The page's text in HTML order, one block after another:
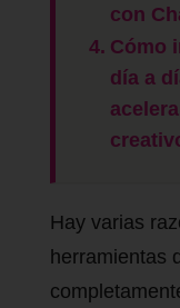
con
Cómo
día a
Hay varias
herramientas